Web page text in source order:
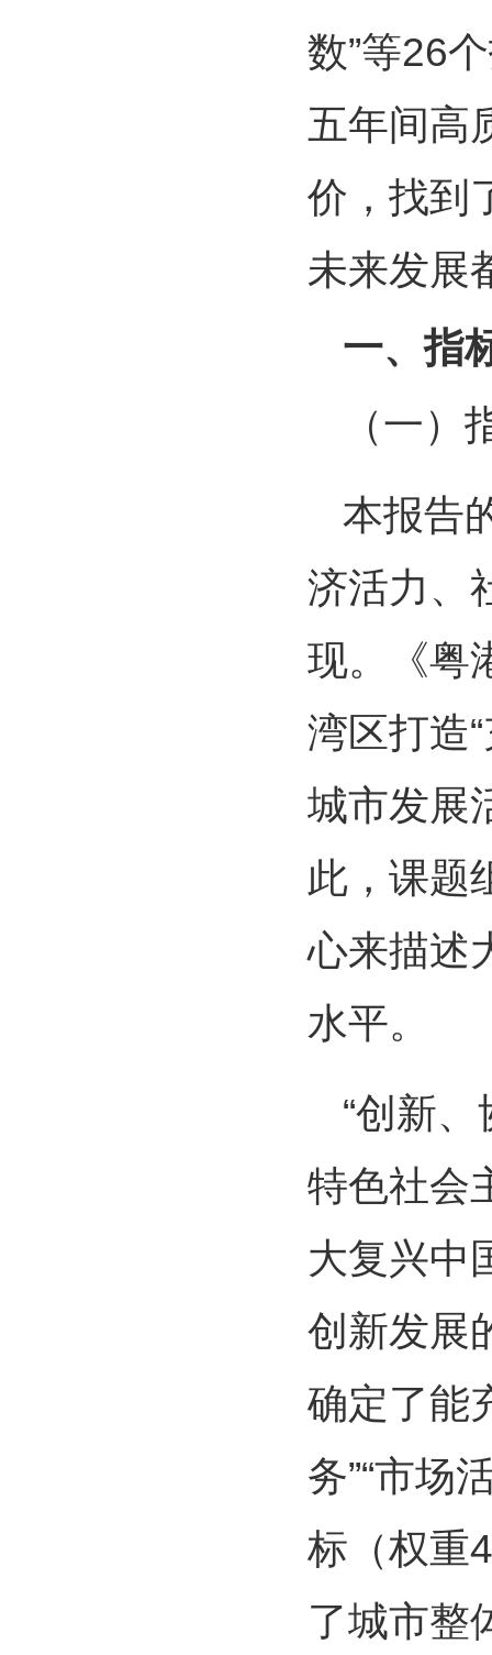
数”等26
五年间高
价，找到
未来发展
一、指
（一）
本报告
济活力、
现。《粤
湾区打造
城市发展
此，课题
心来描述
水平。
“创新
特色社会
大复兴中
创新发展
确定了能
务”“市场
标（权重
了城市整